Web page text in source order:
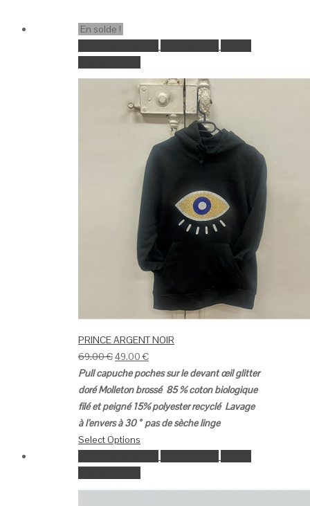
En solde !
PRINCE ARGENT NOIR
69.00€49.00€
Pull capuche poches sur le devant œil glitter
doré Molleton brossé 85 % coton biologique
filé et peigné 15% polyester recyclé Lavage
à l’envers à30 ° pas de sèche linge
Select Options